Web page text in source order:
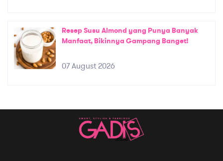
Resep Susu Almond yang Punya Banyak
Manfaat, Bikinnya Gampang Banget!
07 August 2026